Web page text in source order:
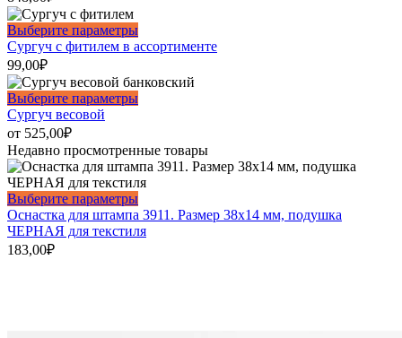
Выберите параметрыЭтот
товар
несколько
вариаций.
Опции
на
странице
товара.
Сургуч с фитилем в ассортименте
99,00₽
Выберите параметрыЭтот
несколько
вариаций.
Опции
можно
выбрать
на
странице
Сургуч весовой
от 525,00₽
Недавно просмотренные товары
Выберите параметрыЭтот
товар
имеет
Оснастка для штампа 3911. Размер 38х14 мм, подушка
ЧЕРНАЯ для текстиля
183,00₽